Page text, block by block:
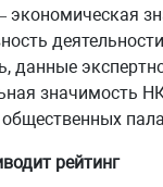
экономическая
данные
значимость
рейтинг